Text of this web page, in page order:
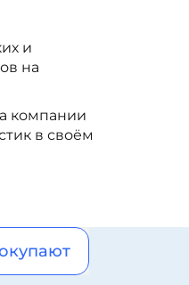
и
на
компании
в своём